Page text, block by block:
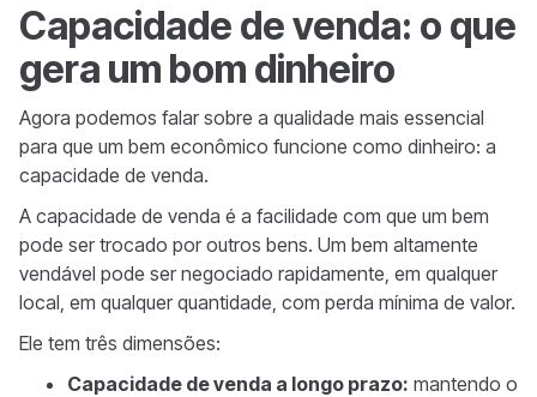
Capacidade de venda: o que
gera um bom dinheiro
Agora podemos falar sobre a qualidade mais essencial
para que um bem econômico funcione como dinheiro: a
capacidade de venda.
A capacidade de venda é a facilidade com que um bem
pode ser trocado por outros bens. Um bem altamente
vendável pode ser negociado rapidamente, em qualquer
local, em qualquer quantidade, com perda mínima de valor.
Ele tem três dimensões:
Capacidade de venda a longo prazo: mantendo o